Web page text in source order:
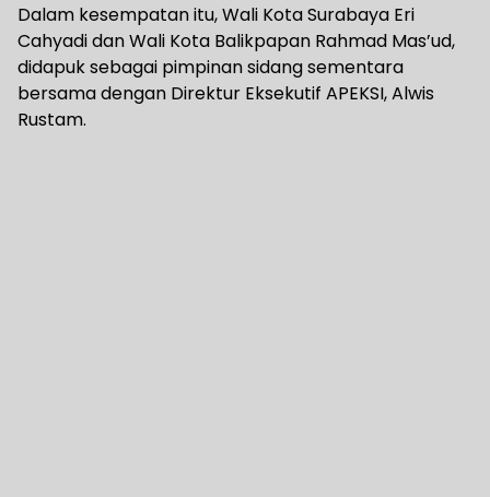
Dalam kesempatan itu, Wali Kota Surabaya Eri
Cahyadi dan Wali Kota Balikpapan Rahmad Mas’ud,
didapuk sebagai pimpinan sidang sementara
bersama dengan Direktur Eksekutif APEKSI, Alwis
Rustam.